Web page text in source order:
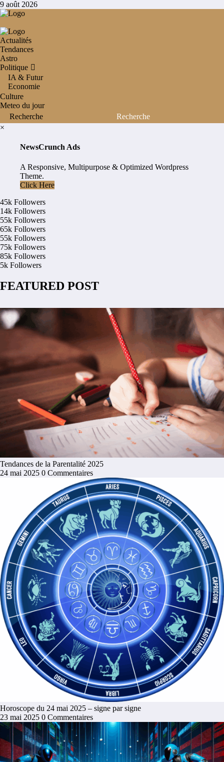
Aller
au
9 août 2026
Actualités
Tendances
Astro
Politique
IA & Futur
Economie
Culture
Meteo du jour
×
NewsCrunch Ads
A Responsive, Multipurpose & Optimized Wordpress
Theme.
Click Here
45k Followers
14k Followers
55k Followers
65k Followers
55k Followers
75k Followers
85k Followers
5k Followers
FEATURED POST
Tendances de la Parentalité 2025
24 mai 2025 0 Commentaires
Horoscope du 24 mai 2025 – signe par signe
23 mai 2025 0 Commentaires